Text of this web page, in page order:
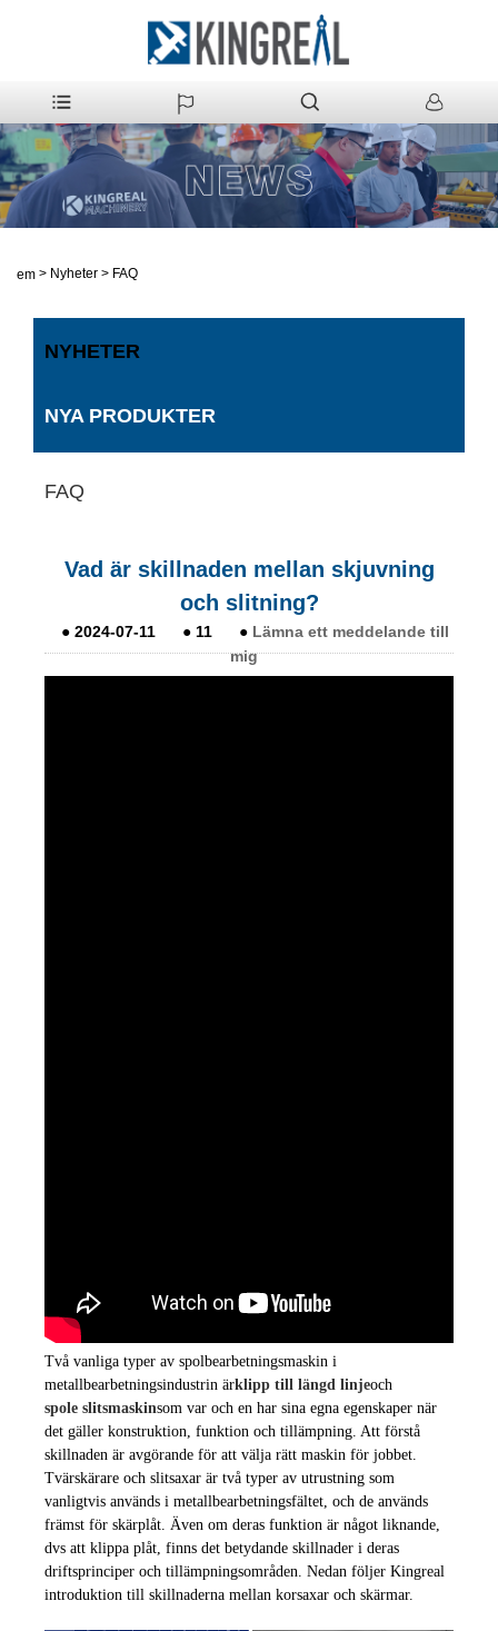
Hem > Nyheter > FAQ
NYHETER
NYA PRODUKTER
FAQ
Vad är skillnaden mellan skjuvning
och slitning?
● 2024-07-11 ● 11 ● Lämna ett meddelande till
mig
Två vanliga typer av spolbearbetningsmaskin i
metallbearbetningsindustrin ärklipp till längd linjeoch
spole slitsmaskinsom var och en har sina egna egenskaper när
det gäller konstruktion, funktion och tillämpning. Att förstå
skillnaden är avgörande för att välja rätt maskin för jobbet.
Tvärskärare och slitsaxar är två typer av utrustning som
vanligtvis används i metallbearbetningsfältet, och de används
främst för skärplåt. Även om deras funktion är något liknande,
dvs att klippa plåt, finns det betydande skillnader i deras
driftsprinciper och tillämpningsområden. Nedan följer Kingreal
introduktion till skillnaderna mellan korsaxar och skärmar.